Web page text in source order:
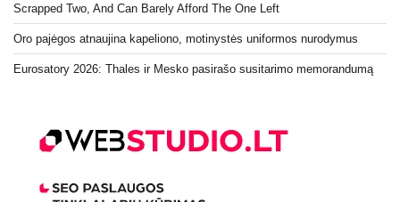
Scrapped Two, And Can Barely Afford The One Left
Oro pajėgos atnaujina kapeliono, motinystės uniformos nurodymus
Eurosatory 2026: Thales ir Mesko pasirašo susitarimo memorandumą